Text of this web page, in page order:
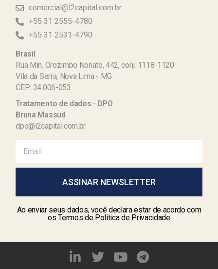
comercial@l2capital.com.br
+55 31 2555-4780
+55 31 2531-4790
Brasil
Rua Min. Orozimbo Nonato, 442, conj. 1118-1120
Vila da Serra, Nova Lima - MG
CEP: 34.006-053
Tratamento de dados - DPO
Bruna Massud
dpo@l2capital.com.br
ASSINAR NEWSLETTER
Ao enviar seus dados, você declara estar de acordo com
os Termos de Política de Privacidade